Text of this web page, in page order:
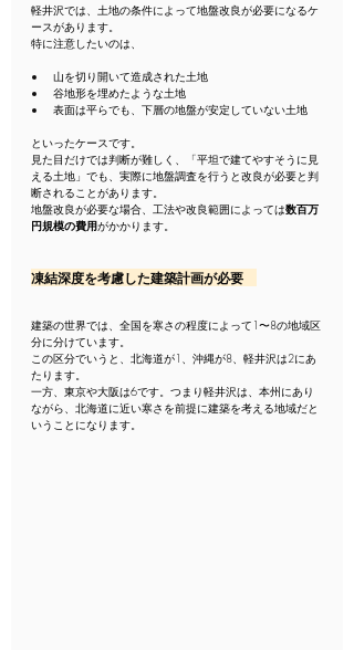
軽井沢では、土地の条件によって地盤改良が必要になるケ
ースがあります。
特に注意したいのは、
山を切り開いて造成された土地
谷地形を埋めたような土地
表面は平らでも、下層の地盤が安定していない土地
といったケースです。
見た目だけでは判断が難しく、「平坦で建てやすそうに見
える土地」でも、実際に地盤調査を行うと改良が必要と判
断されることがあります。
地盤改良が必要な場合、工法や改良範囲によっては数百万
円規模の費用がかかります。
凍結深度を考慮した建築計画が必要
建築の世界では、全国を寒さの程度によって1〜8の地域区
分に分けています。
この区分でいうと、北海道が1、沖縄が8、軽井沢は2にあ
たります。
一方、東京や大阪は6です。つまり軽井沢は、本州にあり
ながら、北海道に近い寒さを前提に建築を考える地域だと
いうことになります。